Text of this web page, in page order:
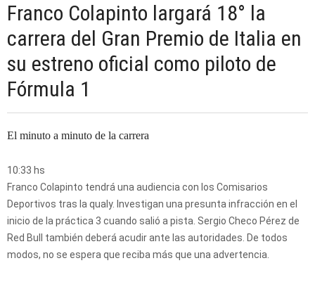
Franco Colapinto largará 18° la
carrera del Gran Premio de Italia en
su estreno oficial como piloto de
Fórmula 1
El minuto a minuto de la carrera
10:33 hs
Franco Colapinto tendrá una audiencia con los Comisarios
Deportivos tras la qualy. Investigan una presunta infracción en el
inicio de la práctica 3 cuando salió a pista. Sergio Checo Pérez de
Red Bull también deberá acudir ante las autoridades. De todos
modos, no se espera que reciba más que una advertencia.